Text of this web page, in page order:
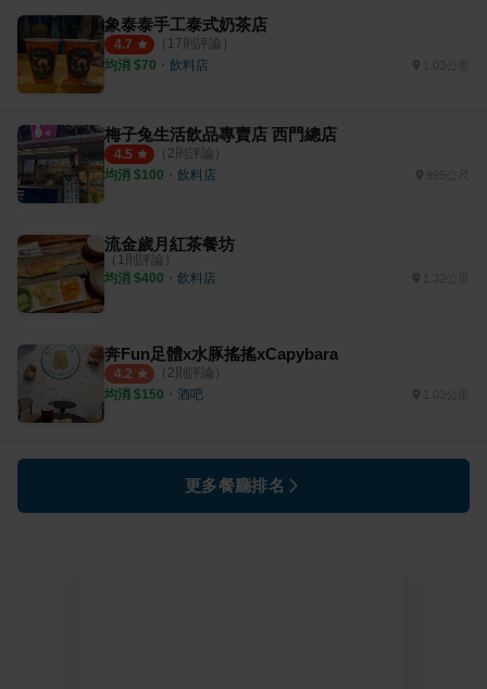
象泰泰手工泰式奶茶店
4.7 （ 17則評論）
均消 $70 ・ 飲料店
梅子兔生活飲品專賣店 西門總店
4.5 （ 2則評論）
均消 $100 ・ 飲料店 995公尺
流金歲月紅茶餐坊
（ 1 則評論）
均消 $400 ・ 飲料店
奔Fun足體x水豚搖搖xCapybara
4.2 （ 2則評論）
均消 $150 ・ 酒吧
更多餐廳排名